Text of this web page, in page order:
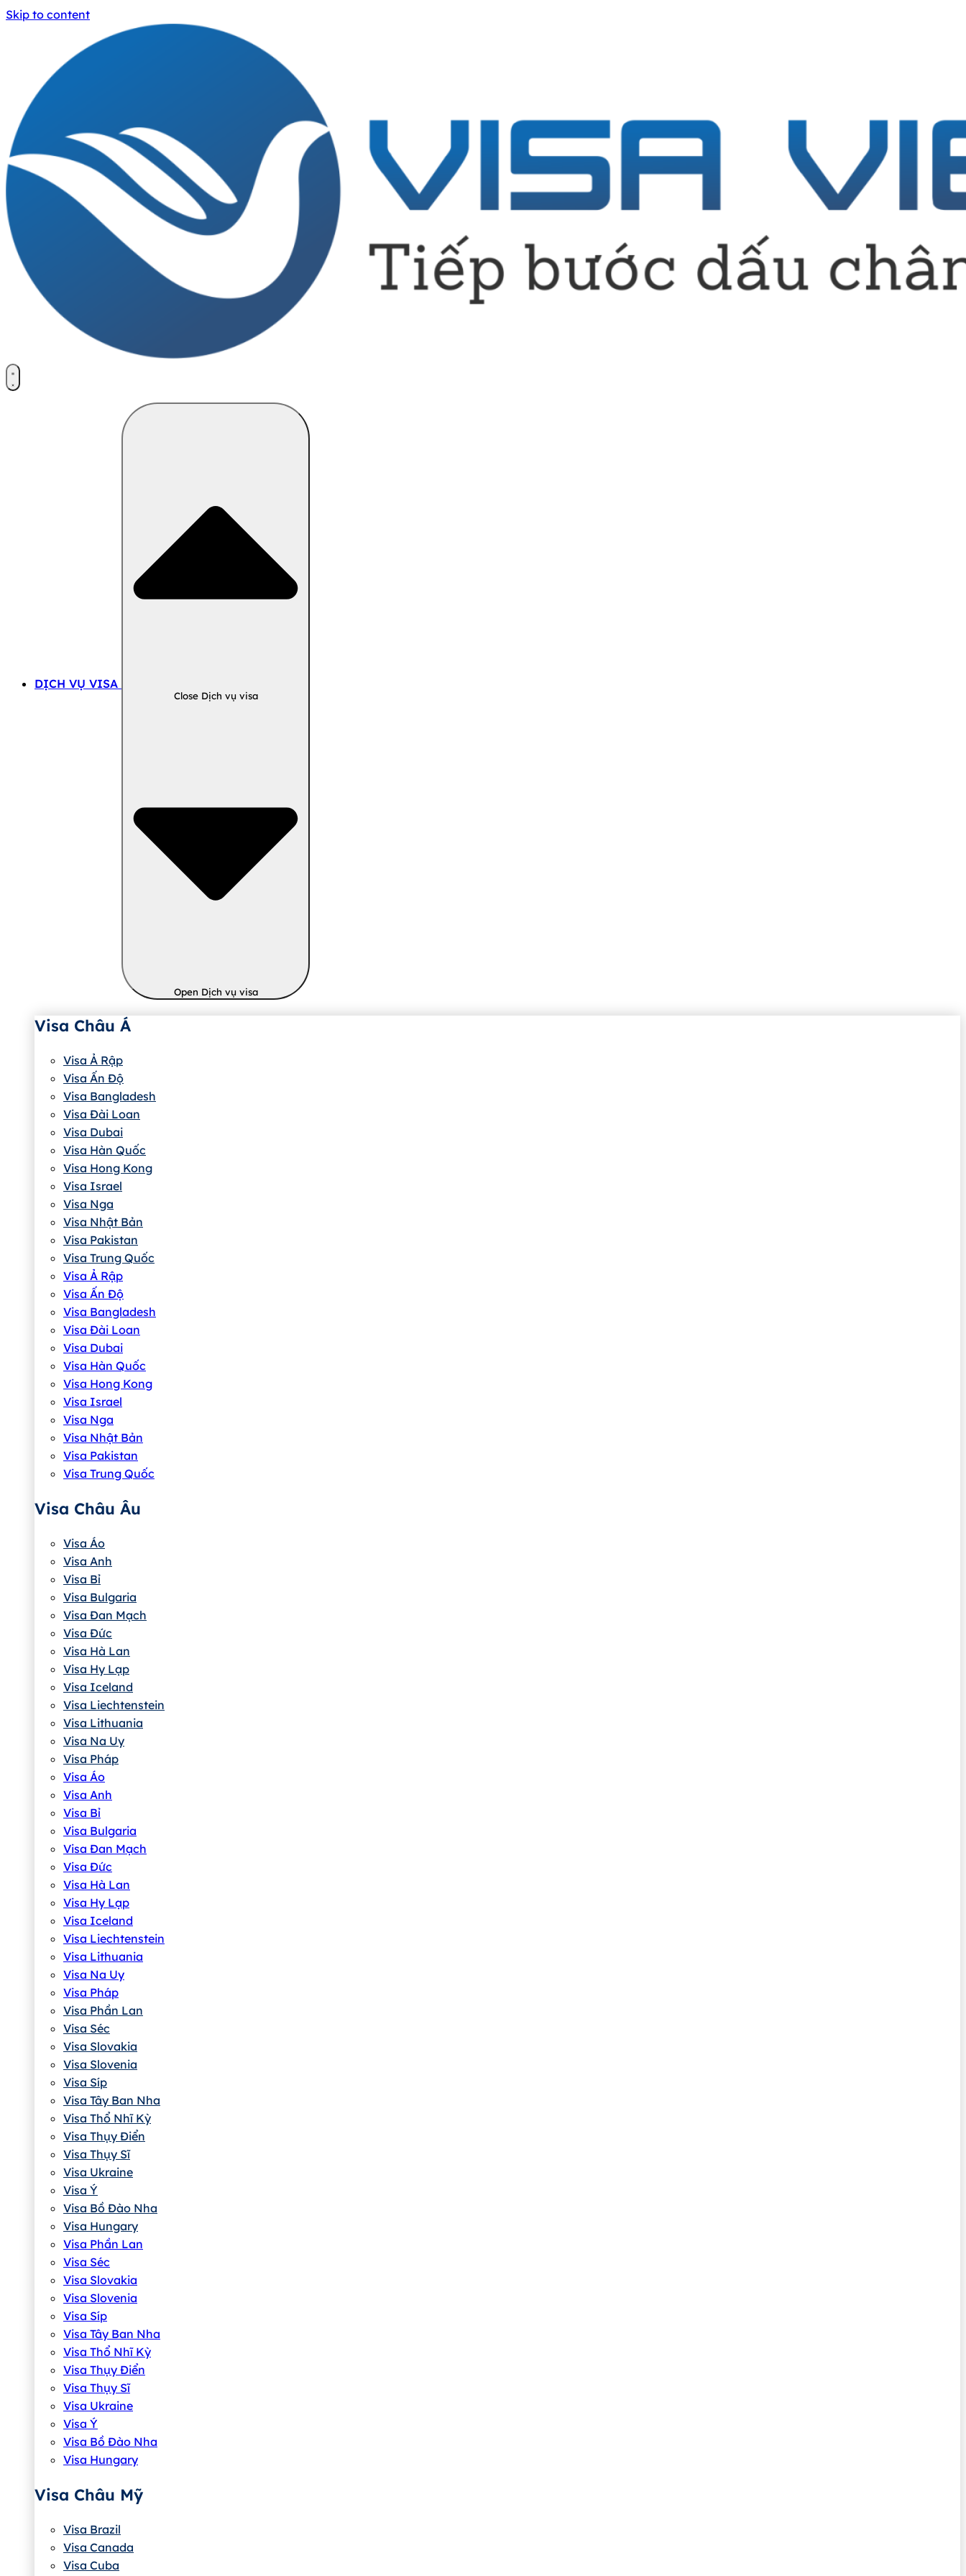
Skip to content
DỊCH VỤ VISA
Close Dịch vụ visa
Open Dịch vụ visa
Visa Châu Á
Visa Ả Rập
Visa Ấn Độ
Visa Bangladesh
Visa Đài Loan
Visa Dubai
Visa Hàn Quốc
Visa Hong Kong
Visa Israel
Visa Nga
Visa Nhật Bản
Visa Pakistan
Visa Trung Quốc
Visa Ả Rập
Visa Ấn Độ
Visa Bangladesh
Visa Đài Loan
Visa Dubai
Visa Hàn Quốc
Visa Hong Kong
Visa Israel
Visa Nga
Visa Nhật Bản
Visa Pakistan
Visa Trung Quốc
Visa Châu Âu
Visa Áo
Visa Anh
Visa Bỉ
Visa Bulgaria
Visa Đan Mạch
Visa Đức
Visa Hà Lan
Visa Hy Lạp
Visa Iceland
Visa Liechtenstein
Visa Lithuania
Visa Na Uy
Visa Pháp
Visa Áo
Visa Anh
Visa Bỉ
Visa Bulgaria
Visa Đan Mạch
Visa Đức
Visa Hà Lan
Visa Hy Lạp
Visa Iceland
Visa Liechtenstein
Visa Lithuania
Visa Na Uy
Visa Pháp
Visa Phần Lan
Visa Séc
Visa Slovakia
Visa Slovenia
Visa Síp
Visa Tây Ban Nha
Visa Thổ Nhĩ Kỳ
Visa Thụy Điển
Visa Thụy Sĩ
Visa Ukraine
Visa Ý
Visa Bồ Đào Nha
Visa Hungary
Visa Phần Lan
Visa Séc
Visa Slovakia
Visa Slovenia
Visa Síp
Visa Tây Ban Nha
Visa Thổ Nhĩ Kỳ
Visa Thụy Điển
Visa Thụy Sĩ
Visa Ukraine
Visa Ý
Visa Bồ Đào Nha
Visa Hungary
Visa Châu Mỹ
Visa Brazil
Visa Canada
Visa Cuba